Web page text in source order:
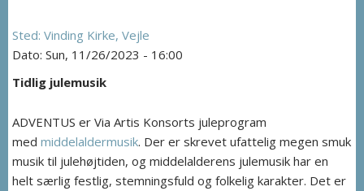
Vinding Kirke, Vejle
Sun, 11/26/2023 - 16:00
Tidlig julemusik
ADVENTUS er Via Artis Konsorts juleprogram
med middelaldermusik. Der er skrevet ufattelig megen smuk
musik til julehøjtiden, og middelalderens julemusik har en
helt særlig festlig, stemningsfuld og folkelig karakter. Det er